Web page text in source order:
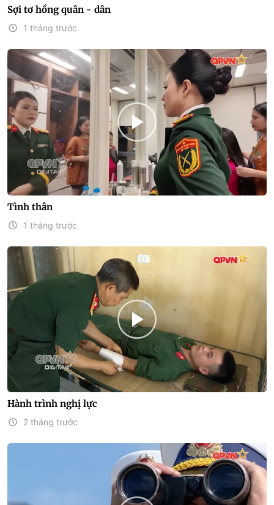
Sợi tơ hồng quân - dân
1 tháng trước
Tình thân
1 tháng trước
Hành trình nghị lực
2 tháng trước